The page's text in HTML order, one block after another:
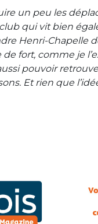
un peu les
qui vit bien
Henri-Chapelle
fort, comme je
pouvoir
Et rien que